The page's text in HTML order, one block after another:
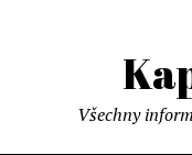
Všechny